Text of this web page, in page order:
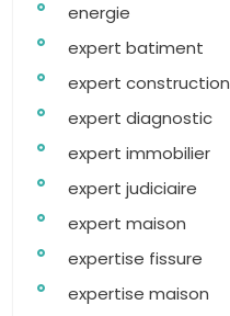
energie
expert batiment
expert construction
expert diagnostic
expert immobilier
expert judiciaire
expert maison
expertise fissure
expertise maison